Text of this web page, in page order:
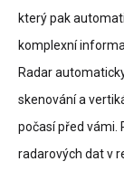
který pak
komplexní
Radar
skenování a
počasí před vámi.
radarových dat v